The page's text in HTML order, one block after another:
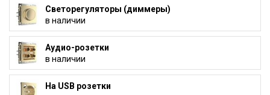
Светорегуляторы (диммеры)
в наличии
Аудио-розетки
в наличии
На USB розетки